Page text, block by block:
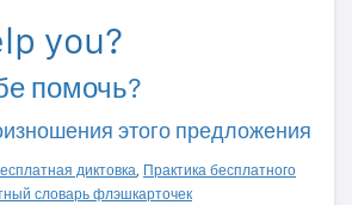
you?
помочь?
этого предложения
диктовка, Практика бесплатного
словарь флэшкарточек